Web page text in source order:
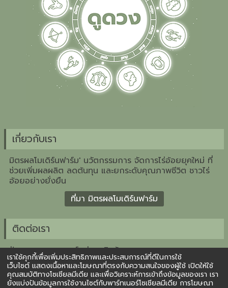
เกี่ยวกับเรา
มิตรผลโมเดิร์นฟาร์ม' นวัตกรรมการ จัดการไร่อ้อยยุคใหม่ ที่
ช่วยเพิ่มผลผลิต ลดต้นทุน และยกระดับคุณภาพชีวิต ชาวไร่
อ้อยอย่างยั่งยืน
ที่มา มิตรผลโมเดิร์นฟาร์ม
ติดต่อเรา
ฝ่ายวางแผนกลยุทธ์กลุ่มธุรกิจอ้อย
บริษัท น้ำตาลมิตรผล จำกัด
2 อาคารเพลินจิตเซ็นเตอร์ ชั้น 3 ถ.สุขุมวิท คลองเตย
กรุงเทพ 10110
เราใช้คุกกี้เพื่อเพิ่มประสิทธิภาพและประสบการณ์ที่ดีในการใช้
เว็บไซต์ แสดงเนื้อหาและโฆษณาที่ตรงกับความสนใจของผู้ใช้ เปิดให้ใช้
คุณสมบัติทางโซเชียลมีเดีย และเพื่อวิเคราะห์การเข้าถึงข้อมูลของเรา เรา
ยังแบ่งปันข้อมูลการใช้งานไซต์กับพาร์ทเนอร์โซเชียลมีเดีย การโฆษณา